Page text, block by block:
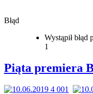
Błąd
Wystąpił
1
Piąta premiera